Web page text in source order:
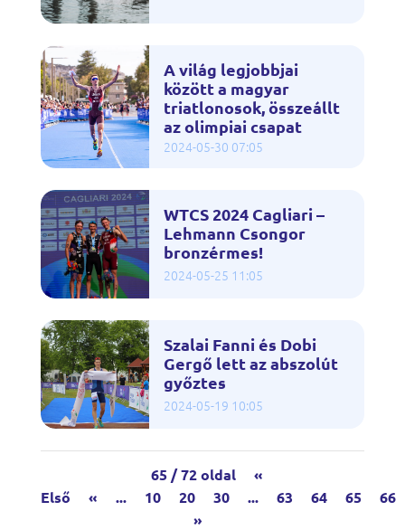
A világ legjobbjai
között a magyar
triatlonosok, összeállt
az olimpiai csapat
2024-05-30 07:05
WTCS 2024 Cagliari –
Lehmann Csongor
bronzérmes!
2024-05-25 11:05
Szalai Fanni és Dobi
Gergő lett az abszolút
győztes
2024-05-19 10:05
65 / 72 oldal
«
Első
« ... 10 20 30 ... 63 64 65
66
»